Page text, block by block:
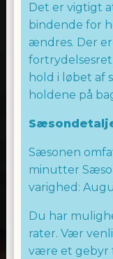
Det er vigtigt
bindende for
ændres. Der
hold i løbet af
holdene på
Sæsonen
minutter
varighed:
Du har
rater. Vær
være et gebyr